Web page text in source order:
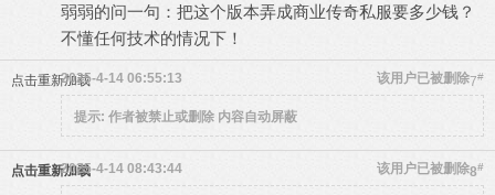
弱弱的问一句：把这个版本弄成商业传奇私服要多少钱？
不懂任何技术的情况下！
点击重新加载 7#
该用户已被删除
2025-4-14 06:55:13
提示: 作者被禁止或删除 内容自动屏蔽
点击重新加载 8#
该用户已被删除
2025-4-14 08:43:44